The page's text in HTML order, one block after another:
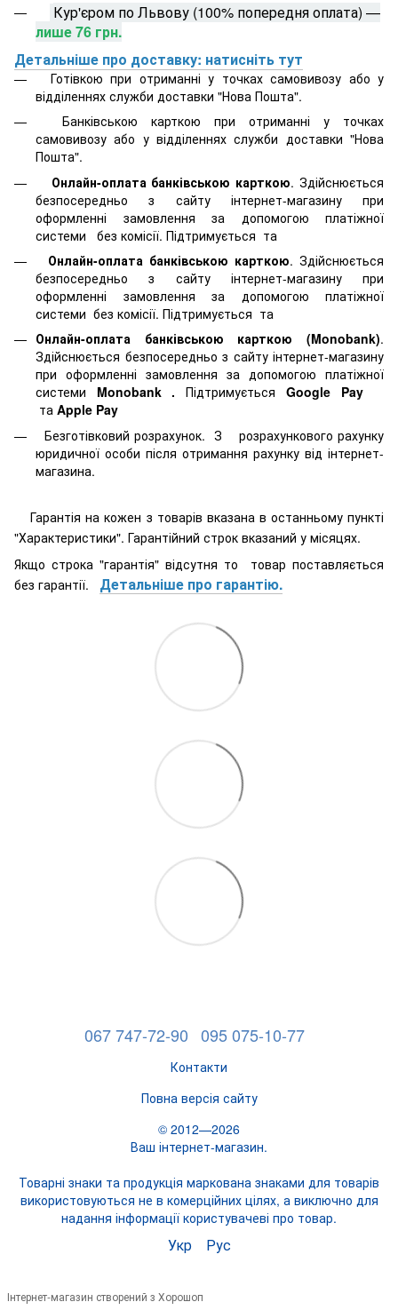
Кур'єром по Львову (100% попередня оплата) —
лише 76 грн.
Детальніше про доставку: натисніть тут
Готівкою при отриманні у точках самовивозу або у
відділеннях служби доставки "Нова Пошта".
Банківською карткою при отриманні у точках
самовивозу або у відділеннях служби доставки "Нова
Пошта".
Онлайн-оплата банківською карткою. Здійснюється
безпосередньо з сайту інтернет-магазину при
оформленні замовлення за допомогою платіжної
системи
без комісії. Підтримується та
Онлайн-оплата банківською карткою. Здійснюється
безпосередньо з сайту інтернет-магазину при
оформленні замовлення за допомогою платіжної
системи без комісії. Підтримується та
Онлайн-оплата банківською карткою (Monobank).
Здійснюється безпосередньо з сайту інтернет-магазину
при оформленні замовлення за допомогою платіжної
системи Monobank .Підтримується Google Pay
та Apple Pay
Безготівковий розрахунок. З розрахункового рахунку
юридичної особи після отримання рахунку від інтернет-
магазина.
Гарантія на кожен з товарів вказана в останньому пункті
"Характеристики". Гарантійний строк вказаний у місяцях.
Якщо строка "гарантія" відсутня то товар поставляється
без гарантії. Детальніше про гарантію.
067 747-72-90 095 075-10-77
Контакти
Повна версія сайту
© 2012—2026
Ваш інтернет-магазин.
Товарні знаки та продукція маркована знаками для товарів
використовуються не в комерційних цілях, а виключно для
надання інформації користувачеві про товар.
Укр Рус
Інтернет-магазин створений з Хорошоп